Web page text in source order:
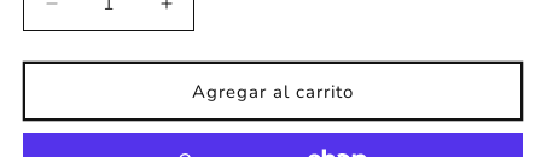
Reducir
cantidad
para
nombre
infantil
Aumentar
cantidad
para
Lámina
nombre
infantil
Agregar al carrito